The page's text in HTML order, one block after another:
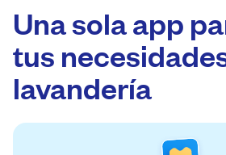
Una sola app
tus
lavandería